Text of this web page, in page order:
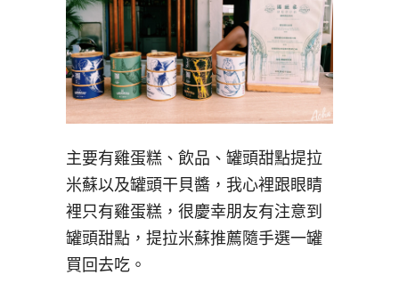
主要有雞蛋糕、飲品、罐頭甜點提拉
米蘇以及罐頭干貝醬，我心裡跟眼睛
裡只有雞蛋糕，很慶幸朋友有注意到
罐頭甜點，提拉米蘇推薦隨手選一罐
買回去吃。